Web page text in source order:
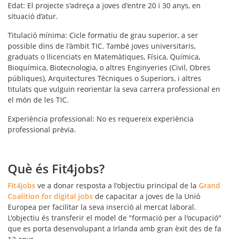
Edat: El projecte s'adreça a joves d'entre 20 i 30 anys, en
situació d’atur.
Titulació mínima: Cicle formatiu de grau superior, a ser
possible dins de l'àmbit TIC. També joves universitaris,
graduats o llicenciats en Matemàtiques, Física, Química,
Bioquímica, Biotecnologia, o altres Enginyeries (Civil, Obres
públiques), Arquitectures Tècniques o Superiors, i altres
titulats que vulguin reorientar la seva carrera professional en
el món de les TIC.
Experiència professional: No es requereix experiència
professional prèvia.
Què és Fit4jobs?
Fit4jobs ve a donar resposta a l'objectiu principal de la Grand
Coalition for digital jobs de capacitar a joves de la Unió
Europea per facilitar la seva inserció al mercat laboral.
L'objectiu és transferir el model de "formació per a l'ocupació"
que es porta desenvolupant a Irlanda amb gran èxit des de fa